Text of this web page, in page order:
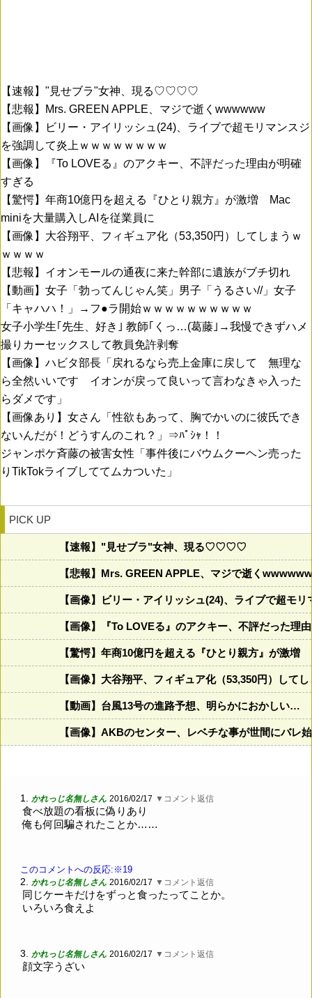
【速報】"見せブラ"女神、現る♡♡♡♡
【悲報】Mrs. GREEN APPLE、マジで逝くwwwwww
【画像】ビリー・アイリッシュ(24)、ライブで超モリマンスジ
を強調して炎上ｗｗｗｗｗｗｗｗ
【画像】『To LOVEる』のアクキー、不評だった理由が明確
すぎる
【驚愕】年商10億円を超える『ひとり親方』が激増 Mac
miniを大量購入しAIを従業員に
【画像】大谷翔平、フィギュア化（53,350円）してしまうｗ
ｗｗｗｗ
【悲報】イオンモールの通夜に来た幹部に遺族がブチ切れ
【動画】女子「勃ってんじゃん笑」男子「うるさい//」女子
「キャハハ！」→フ●ラ開始ｗｗｗｗｗｗｗｗｗｗ
女子小学生｢先生、好き｣ 教師｢くっ…(葛藤｣→我慢できずハメ
撮りカーセックスして教員免許剥奪
【画像】ハビタ部長「戻れるなら売上金庫に戻して 無理な
ら全然いいです イオンが戻って良いって言わなきゃ入った
らダメです」
【画像あり】女さん「性欲もあって、胸でかいのに彼氏でき
ないんだが！どうすんのこれ？」⇒ﾊﾟｼｬ！！
ジャンポケ斉藤の被害女性「事件後にバウムクーヘン売った
りTikTokライブしててムカついた」
PICK UP
【速報】"見せブラ"女神、現る♡♡♡♡
【悲報】Mrs. GREEN APPLE、マジで逝くwwwwww
【画像】ビリー・アイリッシュ(24)、ライブで超モ
【画像】『To LOVEる』のアクキー、不評だった理
【驚愕】年商10億円を超える『ひとり親方』が激
【画像】大谷翔平、フィギュア化（53,350円）して
【動画】台風13号の進路予想、明らかにおかしい…
【画像】AKBのセンター、レベチな事が世間にバレ
1. かれっじ名無しさん 2016/02/17 ▼コメント返信
食べ放題の看板に偽りあり
俺も何回騙されたことか……
このコメントへの反応:※19
2. かれっじ名無しさん 2016/02/17 ▼コメント返信
同じケーキだけをずっと食ったってことか。
いろいろ食えよ
3. かれっじ名無しさん 2016/02/17 ▼コメント返信
顔文字うざい